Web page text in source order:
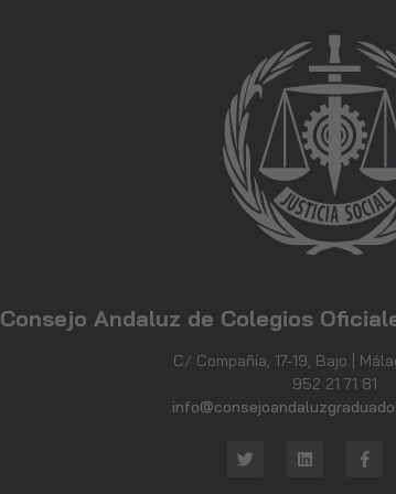
Consejo Andaluz de Colegios
C/ Compañía, 17-19, Bajo |
952 21 71 81